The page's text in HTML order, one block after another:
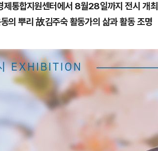
제통합지원센터에서 8월28일까지 전시 개최
의 뿌리 故김주숙 활동가의 삶과 활동 조명